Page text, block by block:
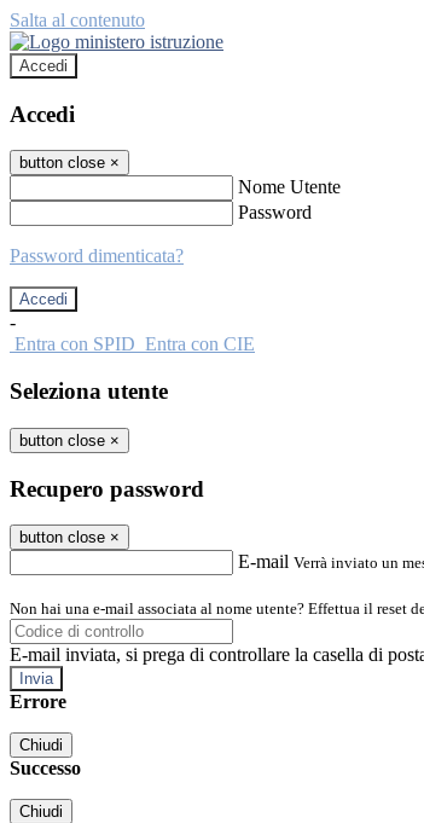
Salta al contenuto
Accedi
Accedi
button close ×
Nome Utente
Password
Password dimenticata?
-
Entra con SPID Entra con CIE
Seleziona utente
button close ×
Recupero password
button close ×
E-mail Verrà inviato un
Non hai una e-mail associata al nome utente? Effettua il reset
E-mail inviata, si prega di controllare la casella di
Errore
Chiudi
Successo
Chiudi